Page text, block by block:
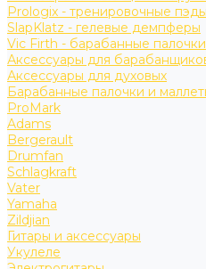
Prologix - тренировочные пэды
SlapKlatz - гелевые демпферы
Vic Firth - барабанные палочки
Аксессуары для
Аксессуары для духовых
Барабанные палочки и
ProMark
Adams
Bergerault
Drumfan
Schlagkraft
Vater
Yamaha
Zildjian
Гитары и аксессуары
Укулеле